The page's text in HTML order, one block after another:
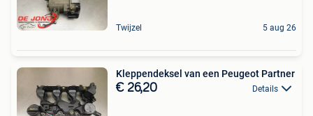
Twijzel 5 aug 26
Kleppendeksel van een Peugeot Partner
€ 26,20 Details